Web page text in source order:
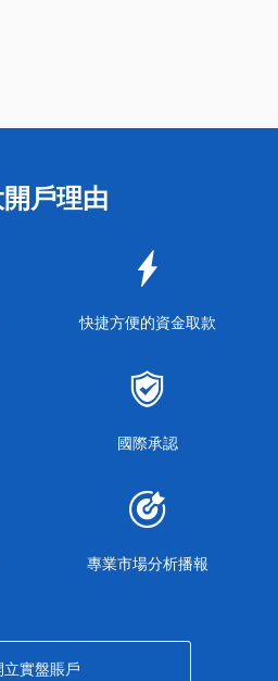
戶理由
快捷方便的資金取款
國際承認
專業市場分析播報
立實盤賬戶